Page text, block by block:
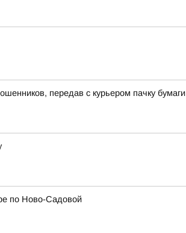
передав с курьером пачку бумаги
по Ново-Садовой